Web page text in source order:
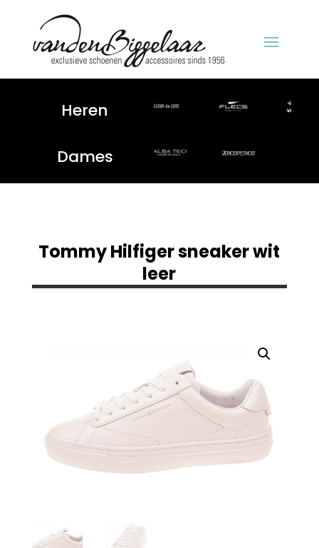
Heren
Dames
Tommy Hilfiger sneaker wit
leer